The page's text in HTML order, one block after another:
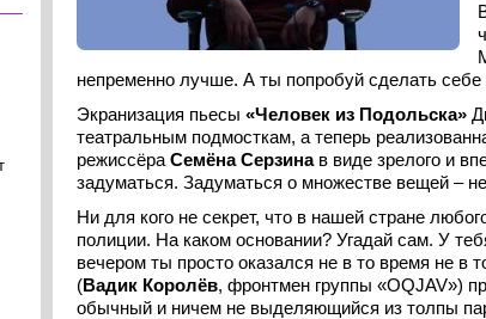
непременно лучше. А ты попробуй сделать себе
Экранизация пьесы «Человек из Подольска»
театральным подмосткам, а теперь
режиссёра Семёна Серзинав виде зрелого и
задуматься. Задуматься о множестве вещей –
Ни для кого не секрет, что в нашей стране
полиции. На каком основании? Угадай сам. У
вечером ты просто оказался не в то время не
(Вадик Королёв, фронтмен группы «OQJAV»)
обычный и ничем не выделяющийся из толпы